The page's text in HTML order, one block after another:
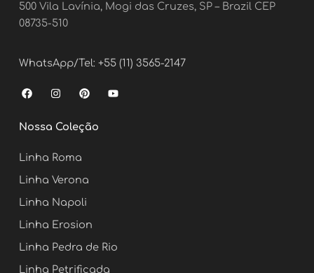
500 Vila Lavínia, Mogi das Cruzes, SP – Brazil CEP
08735-510
WhatsApp/Tel: +55 (11) 3565-2147
F
a
e
b
o
k
I
n
t
a
r
a
m
P
i
t
e
Y
o
Nossa Coleção
Linha Roma
Linha Verona
Linha Napoli
Linha Erosion
Linha Pedra de Rio
Linha Petrificada